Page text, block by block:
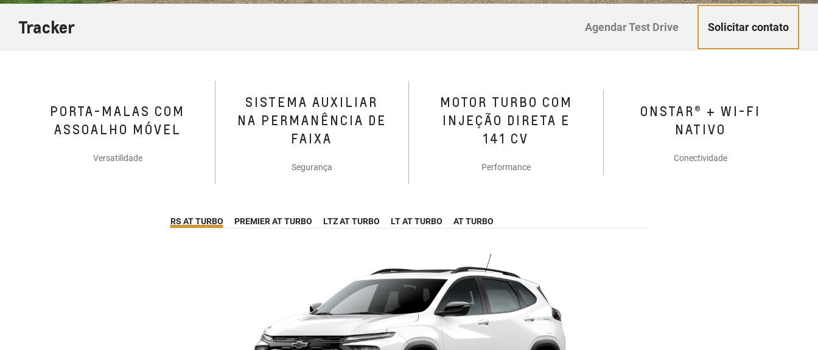
Tracker Agendar Test Drive Solicitar contato
PORTA-MALAS COM
ASSOALHO MÓVEL
Versatilidade
SISTEMA AUXILIAR
NA PERMANÊNCIA DE
FAIXA
Segurança
MOTOR TURBO COM
INJEÇÃO DIRETA E
141 CV
Performance
ONSTAR® + WI-FI
NATIVO
Conectividade
RS AT TURBO PREMIER AT TURBO LTZ AT TURBO LT AT TURBO AT TURBO